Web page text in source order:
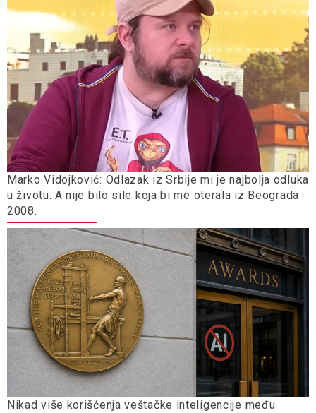
Marko Vidojković: Odlazak iz Srbije mi je najbolja odluka
u životu. A nije bilo sile koja bi me oterala iz Beograda
2008.
Nikad više korišćenja veštačke inteligencije među